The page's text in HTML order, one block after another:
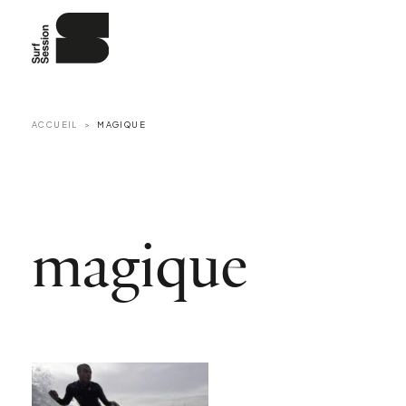
ACCUEIL MAGIQUE
magique